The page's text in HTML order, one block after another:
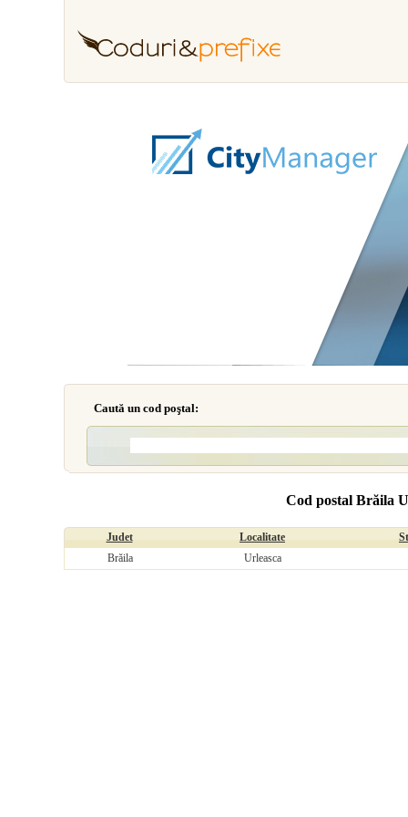
Caută un cod poştal:
Cod postal Brăila
Judet Localitate
Brăila
Urleasca